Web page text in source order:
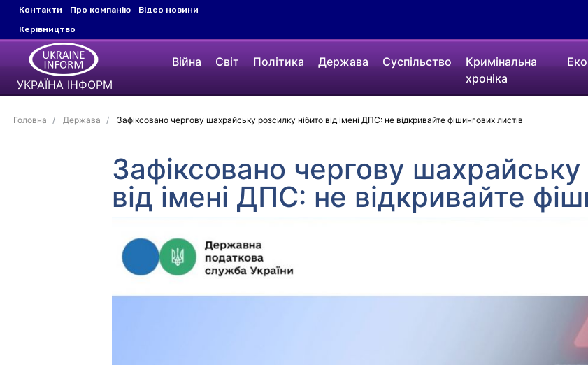
Контакти Про компанію
Відео новини
Керівництво
УКРАЇНА ІНФОРМ
Війна Світ Політика Держава Суспільство
Кримінальна
хроніка
Головна Держава Зафіксовано чергову шахрайську розсилку нібито від імені ДПС: не відкривайте фішингових листів
Зафіксовано чергову шахрайську
від імені ДПС: не відкривайте